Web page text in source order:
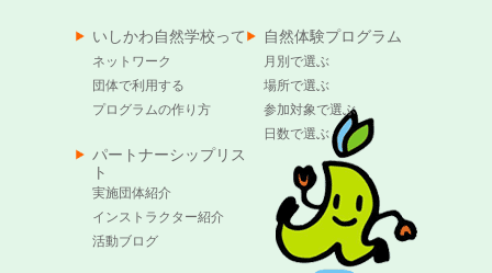
いしかわ自然学校って
ネットワーク
団体で利用する
プログラムの作り方
自然体験プログラム
月別で選ぶ
場所で選ぶ
参加対象で選ぶ
日数で選ぶ
パートナーシップリス
ト
実施団体紹介
インストラクター紹介
活動ブログ